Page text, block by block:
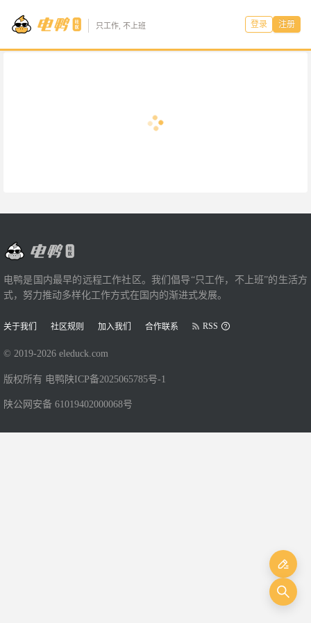
只工作, 不上班 登录 注册
电鸭是国内最早的远程工作社区。我们倡导“只工作，不上班”的生活方
式，努力推动多样化工作方式在国内的渐进式发展。
关于我们 社区规则 加入我们 合作联系 RSS
© 2019-2026 eleduck.com
版权所有 电鸭 陕ICP备2025065785号-1
陕公网安备 61019402000068号